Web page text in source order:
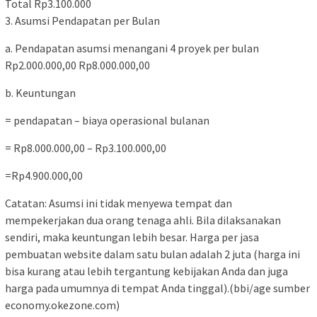
Total Rp3.100.000
3. Asumsi Pendapatan per Bulan
a. Pendapatan asumsi menangani 4 proyek per bulan
Rp2.000.000,00 Rp8.000.000,00
b. Keuntungan
= pendapatan – biaya operasional bulanan
= Rp8.000.000,00 – Rp3.100.000,00
=Rp4.900.000,00
Catatan: Asumsi ini tidak menyewa tempat dan
mempekerjakan dua orang tenaga ahli. Bila dilaksanakan
sendiri, maka keuntungan lebih besar. Harga per jasa
pembuatan website dalam satu bulan adalah 2 juta (harga ini
bisa kurang atau lebih tergantung kebijakan Anda dan juga
harga pada umumnya di tempat Anda tinggal).(bbi/age sumber
economy.okezone.com)